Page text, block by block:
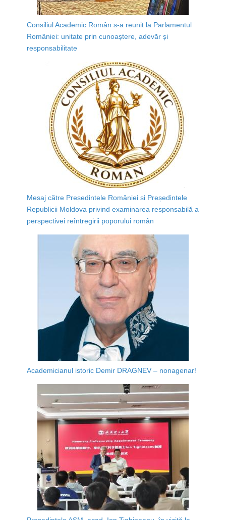
Consiliul Academic Român s-a reunit la Parlamentul
României: unitate prin cunoaștere, adevăr și
responsabilitate
Mesaj către Președintele României și Președintele
Republicii Moldova privind examinarea responsabilă a
perspectivei reîntregirii poporului român
Academicianul istoric Demir DRAGNEV – nonagenar!